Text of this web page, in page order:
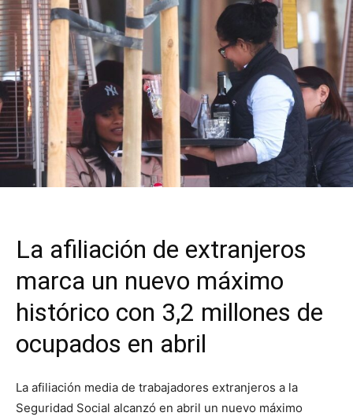
La afiliación de extranjeros
marca un nuevo máximo
histórico con 3,2 millones de
ocupados en abril
La afiliación media de trabajadores extranjeros a la
Seguridad Social alcanzó en abril un nuevo máximo